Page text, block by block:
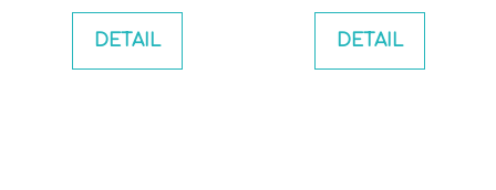
DETAIL DETAIL